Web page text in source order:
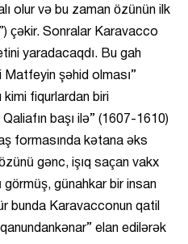
olur və bu zaman özünün ilk
çəkir. Sonralar Karavacco
yaradacaqdı. Bu gah
Matfeyin şəhid olması”
fiqurlardan biri
başı ilə” (1607-1610)
formasında kətana əks
gənc, işıq saçan vakx
görmüş, günahkar bir insan
bunda Karavacconun qatil
elan edilərək